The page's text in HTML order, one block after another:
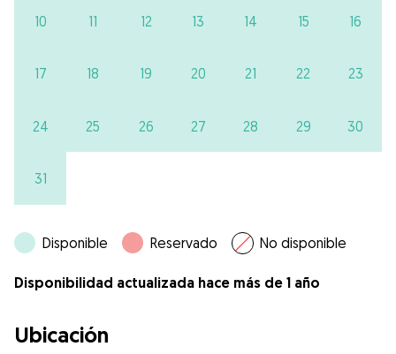
10 11 12 13 14 15 16
17 18 19 20 21 22 23
24 25 26 27 28 29 30
31
Disponible Reservado No disponible
Disponibilidad actualizada hace más de 1 año
Ubicación